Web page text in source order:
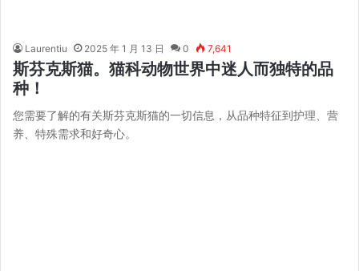
Laurentiu 2025 年 1 月 13 日 0 7,641
斯芬克斯猫。猫科动物世界中迷人而独特的品
种！
您需要了解的有关斯芬克斯猫的一切信息，从品种特征到护理、营
养、特殊需求和好奇心。